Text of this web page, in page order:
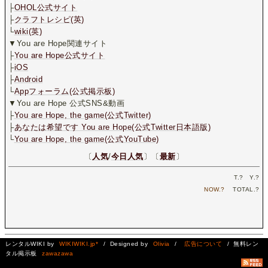
├OHOL公式サイト
├クラフトレシピ(英)
└wiki(英)
▼You are Hope関連サイト
├You are Hope公式サイト
├iOS
├Android
└Appフォーラム(公式掲示板)
▼You are Hope 公式SNS&動画
├You are Hope, the game(公式Twitter)
├あなたは希望です You are Hope(公式Twitter日本語版)
└You are Hope, the game(公式YouTube)
〔 人気/今日人気 〕〔 最新 〕
T.? Y.?
NOW.? TOTAL.?
レンタルWIKI by WIKIWIKI.jp* / Designed by Olivia / 広告について
/ 無料レン
タル掲示板
zawazawa